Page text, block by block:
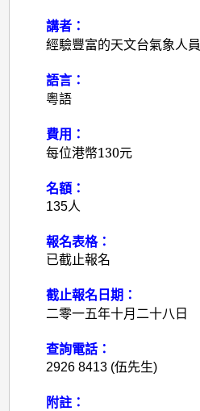
講者：
經驗豐富的天文台氣象人員
語言：
粵語
費用：
每位港幣130元
名額：
135人
報名表格：
已截止報名
截止報名日期：
二零一五年十月二十八日
查詢電話：
2926 8413 (伍先生)
附註：